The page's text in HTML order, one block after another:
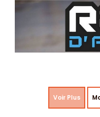
Voir Plus